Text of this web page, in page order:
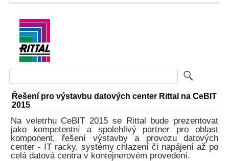
Řešení pro výstavbu datových center Rittal na CeBIT
2015
Na veletrhu CeBIT 2015 se Rittal bude prezentovat
jako kompetentní a spolehlivý partner pro oblast
komponent, řešení výstavby a provozu datových
center - IT racky, systémy chlazení či napájení až po
celá datová centra v kontejnerovém provedení.